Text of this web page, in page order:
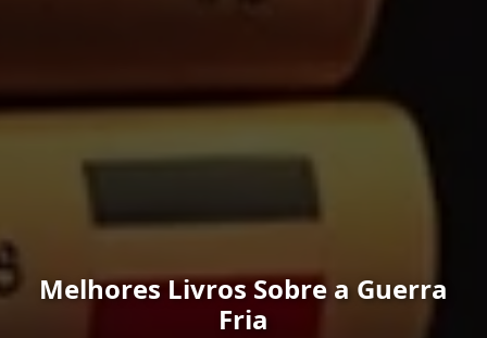
Melhores Livros Sobre a Guerra
Fria